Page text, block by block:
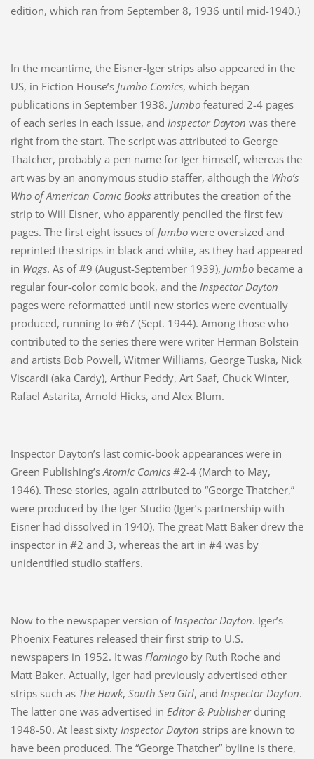
edition, which ran from September 8, 1936 until mid-1940.)
In the meantime, the Eisner-Iger strips also appeared in the
US, in Fiction House’s Jumbo Comics, which began
publications in September 1938. Jumbo featured 2-4 pages
of each series in each issue, and Inspector Dayton was there
right from the start. The script was attributed to George
Thatcher, probably a pen name for Iger himself, whereas the
art was by an anonymous studio staffer, although the Who’s
Who of American Comic Booksattributes the creation of the
strip to Will Eisner, who apparently penciled the first few
pages. The first eight issues of Jumbowere oversized and
reprinted the strips in black and white, as they had appeared
in Wags. As of #9 (August-September 1939), Jumbobecame a
regular four-color comic book, and the Inspector Dayton
pages were reformatted until new stories were eventually
produced, running to #67 (Sept. 1944). Among those who
contributed to the series there were writer Herman Bolstein
and artists Bob Powell, Witmer Williams, George Tuska, Nick
Viscardi (aka Cardy), Arthur Peddy, Art Saaf, Chuck Winter,
Rafael Astarita, Arnold Hicks, and Alex Blum.
Inspector Dayton’s last comic-book appearances were in
Green Publishing’s Atomic Comics#2-4 (March to May,
1946). These stories, again attributed to “George Thatcher,”
were produced by the Iger Studio (Iger’s partnership with
Eisner had dissolved in 1940). The great Matt Baker drew the
inspector in #2 and 3, whereas the art in #4 was by
unidentified studio staffers.
Now to the newspaper version of Inspector Dayton. Iger’s
Phoenix Features released their first strip to U.S.
newspapers in 1952. It was Flamingoby Ruth Roche and
Matt Baker. Actually, Iger had previously advertised other
strips such as The Hawk, South Sea Girl, and Inspector Dayton.
The latter one was advertised in Editor & Publisherduring
1948-50. At least sixty Inspector Dayton strips are known to
have been produced. The “George Thatcher” byline is there,